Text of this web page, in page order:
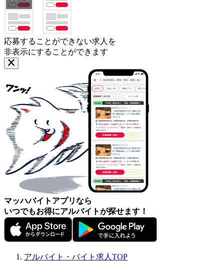
応募することができない求人を
非表示にすることができます
マッハバイトアプリなら
いつでもお得にアルバイトが探せます！
アルバイト・バイト求人TOP